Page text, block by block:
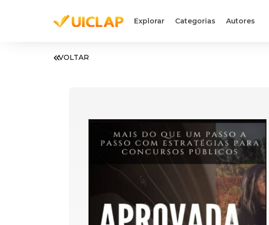
Explorar Categorias Autores
VOLTAR